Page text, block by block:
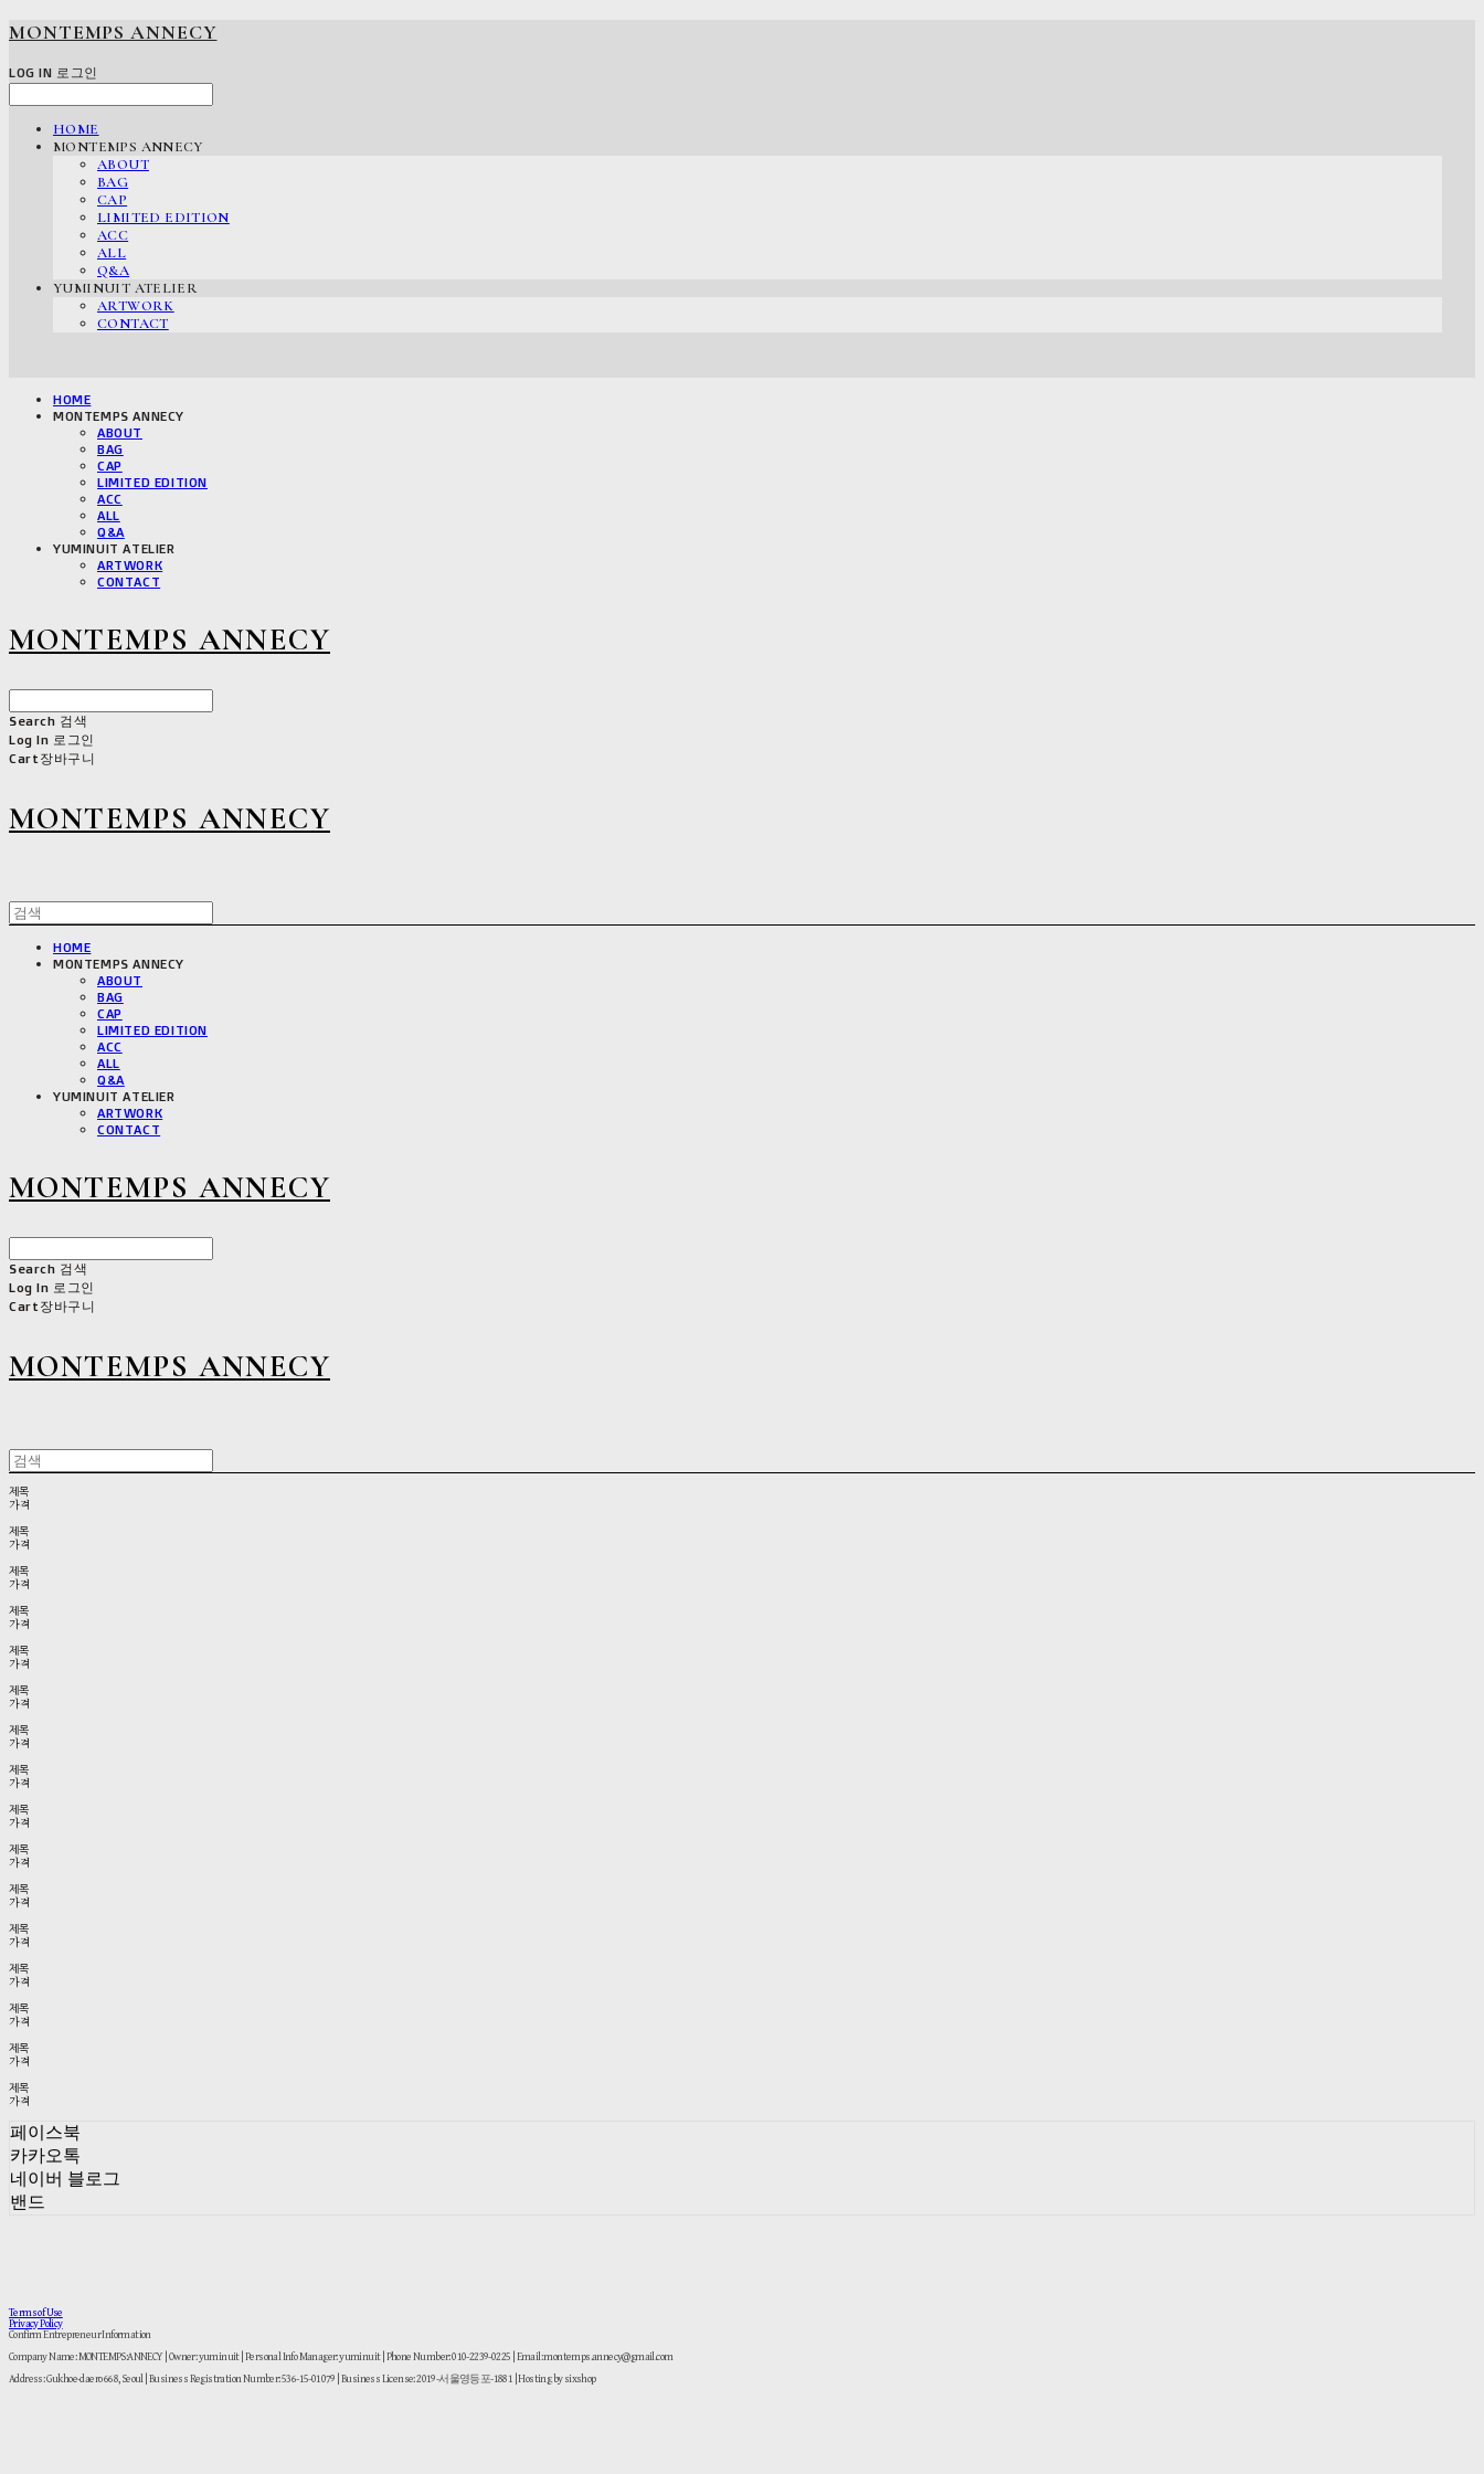
MONTEMPS ANNECY
LOG IN 로그인
HOME
MONTEMPS ANNECY
ABOUT
BAG
CAP
LIMITED EDITION
ACC
ALL
Q&A
YUMINUIT ATELIER
ARTWORK
CONTACT
HOME
MONTEMPS ANNECY
ABOUT
BAG
CAP
LIMITED EDITION
ACC
ALL
Q&A
YUMINUIT ATELIER
ARTWORK
CONTACT
MONTEMPS ANNECY
Search 검색
Log In 로그인
Cart장바구니
MONTEMPS ANNECY
HOME
MONTEMPS ANNECY
ABOUT
BAG
CAP
LIMITED EDITION
ACC
ALL
Q&A
YUMINUIT ATELIER
ARTWORK
CONTACT
MONTEMPS ANNECY
Search 검색
Log In 로그인
Cart장바구니
MONTEMPS ANNECY
제목
가격
제목
가격
제목
가격
제목
가격
제목
가격
제목
가격
제목
가격
제목
가격
제목
가격
제목
가격
제목
가격
제목
가격
제목
가격
제목
가격
제목
가격
제목
가격
페이스북
카카오톡
네이버 블로그
밴드
Terms of Use
Privacy Policy
Confirm Entrepreneur Information
Company Name: MONTEMPS:ANNECY | Owner: yuminuit | Personal Info Manager: yuminuit | Phone Number: 010-2239-0225 | Email: montemps.annecy@gmail.com
Address: Gukhoe-daero 668, Seoul | Business Registration Number:536-15-01079 | Business License:2019-서울영등포-1881 | Hosting by sixshop